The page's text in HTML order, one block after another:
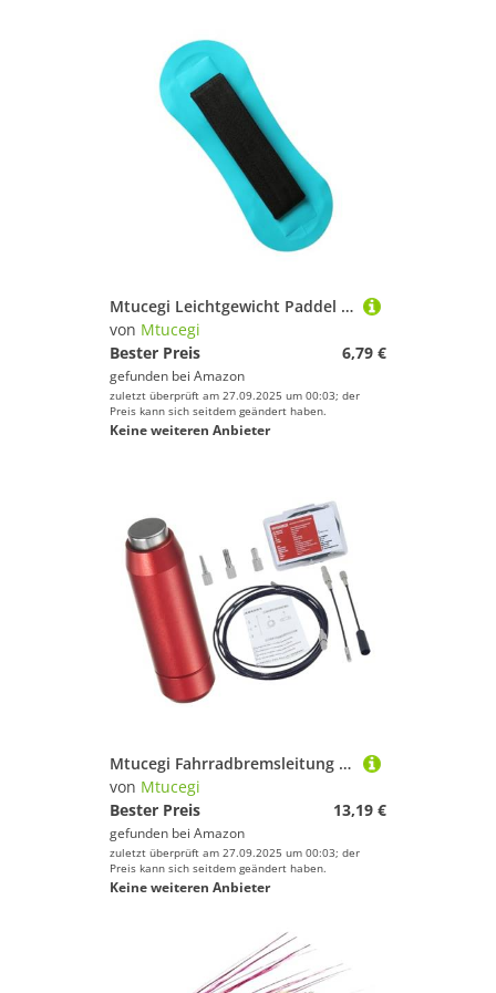
Mtucegi Leichtgewicht Paddel Gurt Kanus Boote PVC Kajaks Sitzgurt Handläufe Paddleboard Carry Canos Boote
von Mtucegi
Bester Preis
6,79 €
gefunden bei Amazon
zuletzt überprüft am 27.09.2025 um 00:03; der
Preis kann sich seitdem geändert haben.
Keine weiteren Anbieter
Mtucegi Fahrradbremsleitung Installation Guide Bike Hydraulikschlauchrouting Für Interne Rahmen Installations Fahrradkabel Routing Tool
von Mtucegi
Bester Preis
13,19 €
gefunden bei Amazon
zuletzt überprüft am 27.09.2025 um 00:03; der
Preis kann sich seitdem geändert haben.
Keine weiteren Anbieter